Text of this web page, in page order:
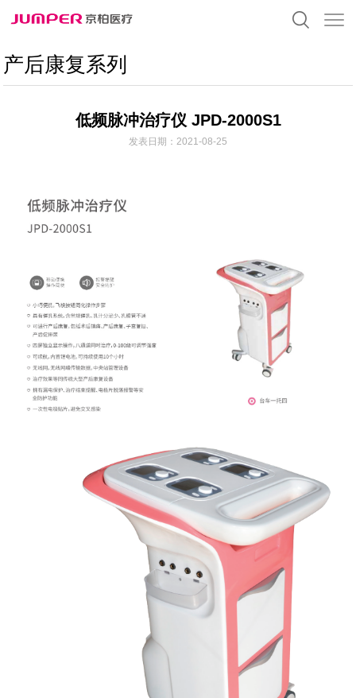
产后康复系列
低频脉冲治疗仪 JPD-2000S1
发表日期：2021-08-25